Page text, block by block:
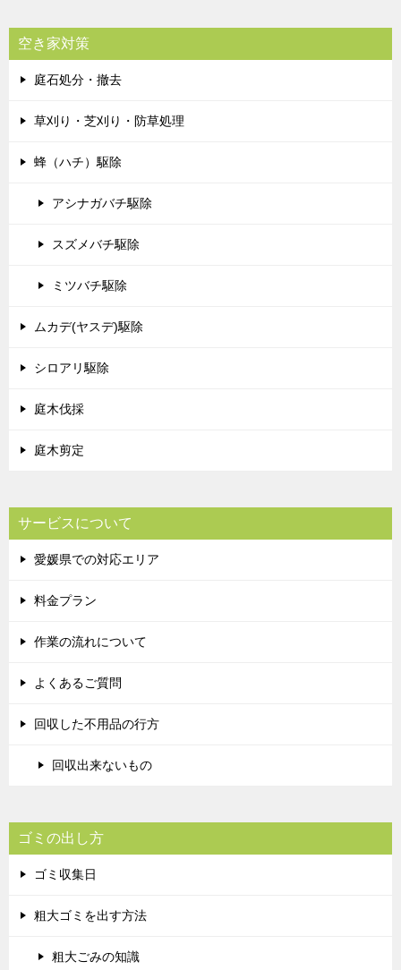
空き家対策
庭石処分・撤去
草刈り・芝刈り・防草処理
蜂（ハチ）駆除
アシナガバチ駆除
スズメバチ駆除
ミツバチ駆除
ムカデ(ヤスデ)駆除
シロアリ駆除
庭木伐採
庭木剪定
サービスについて
愛媛県での対応エリア
料金プラン
作業の流れについて
よくあるご質問
回収した不用品の行方
回収出来ないもの
ゴミの出し方
ゴミ収集日
粗大ゴミを出す方法
粗大ごみの知識